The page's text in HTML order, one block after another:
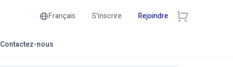
Français S'inscrire Rejoindre
Contactez-nous